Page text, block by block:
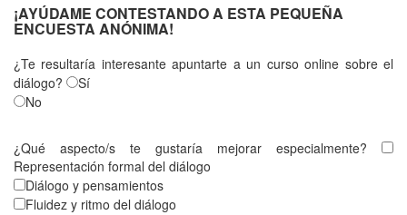
¡AYÚDAME CONTESTANDO A ESTA PEQUEÑA
ENCUESTA ANÓNIMA!
¿Te resultaría interesante apuntarte a un curso online sobre el
diálogo?
Sí
No
¿Qué aspecto/s te gustaría mejorar especialmente?
Representación formal del diálogo
Diálogo y pensamientos
Fluidez y ritmo del diálogo